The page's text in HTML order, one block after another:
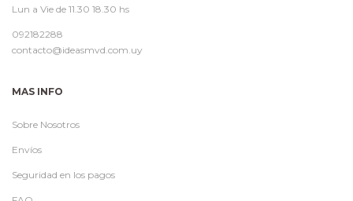
Lun a Vie de 11.30 18.30 hs
092182288
contacto@ideasmvd.com.uy
MAS INFO
Sobre Nosotros
Envíos
Seguridad en los pagos